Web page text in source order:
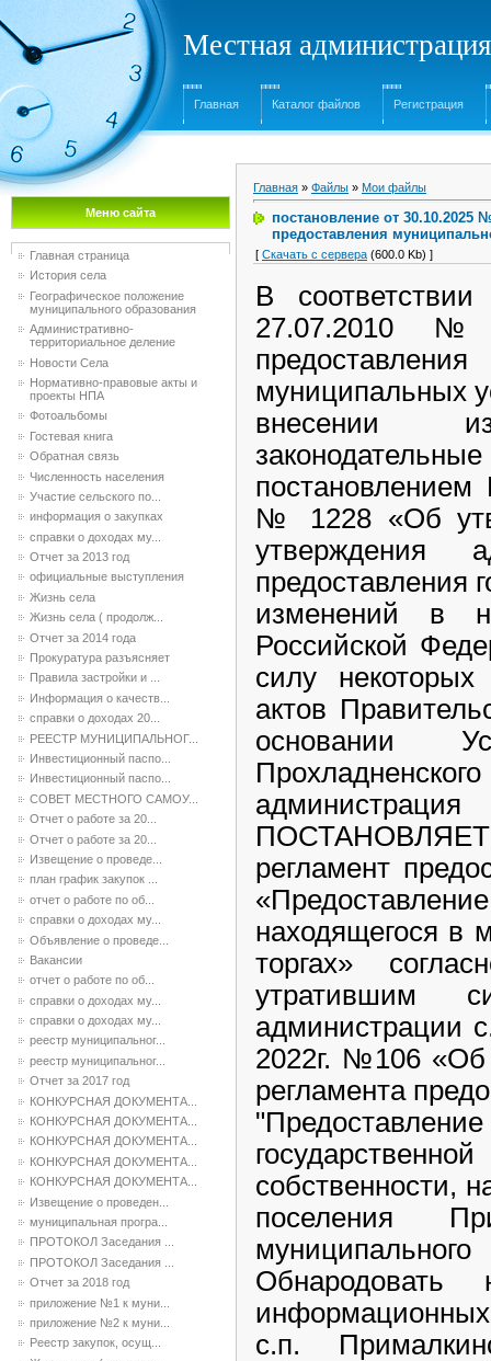
Местная
Главная Каталог файлов Регистрация
Меню сайта
Главная страница
История села
Географическое положение
муниципального образования
Административно-
территориальное деление
Новости Села
Нормативно-правовые акты и
проекты НПА
Фотоальбомы
Гостевая книга
Обратная связь
Численность населения
Участие сельского по...
информация о закупках
справки о доходах му...
Отчет за 2013 год
официальные выступления
Жизнь села
Жизнь села ( продолж...
Отчет за 2014 года
Прокуратура разъясняет
Правила застройки и ...
Информация о качеств...
справки о доходах 20...
РЕЕСТР МУНИЦИПАЛЬНОГ...
Инвестиционный паспо...
Инвестиционный паспо...
СОВЕТ МЕСТНОГО САМОУ...
Отчет о работе за 20...
Отчет о работе за 20...
Извещение о проведе...
план график закупок ...
отчет о работе по об...
справки о доходах му...
Объявление о проведе...
Вакансии
отчет о работе по об...
справки о доходах му...
справки о доходах му...
реестр муниципальног...
реестр муниципальног...
Отчет за 2017 год
КОНКУРСНАЯ ДОКУМЕНТА...
КОНКУРСНАЯ ДОКУМЕНТА...
КОНКУРСНАЯ ДОКУМЕНТА...
КОНКУРСНАЯ ДОКУМЕНТА...
КОНКУРСНАЯ ДОКУМЕНТА...
Извещение о проведен...
муниципальная програ...
ПРОТОКОЛ Заседания ...
ПРОТОКОЛ Заседания ...
Отчет за 2018 год
приложение №1 к муни...
приложение №2 к муни...
Реестр закупок, осущ...
Главная » Файлы » Мои файлы
постановление от 30.10.2025
предоставления
[ Скачать с сервера (600.0 Kb) ]
В
27.07.2010
муниципальных
внесении
№ 1228 «Об
утверждения
предоставления
изменений в
Российской
силу
актов
основании
ПОСТАНОВЛЯЕТ:
регламент
находящегося в
торгах»
утратившим
администрации
2022г. №106 «Об
регламента
собственности,
поселения
Обнародовать
информационных
с.п.